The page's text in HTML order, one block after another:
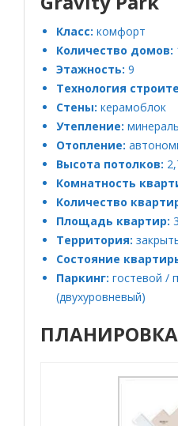
Класс: комфорт
Количество домов:
Этажность: 9
Технология
Стены: керамоблок
Утепление:
Отопление:
Высота потолков:
Комнатность
Количество
Площадь квартир:
Территория:
Состояние
Паркинг: гостевой /
(двухуровневый)
ПЛАНИРОВКА